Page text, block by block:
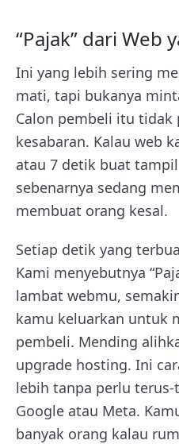
“Pajak” dari Web
Ini yang lebih sering
mati, tapi bukanya
Calon pembeli itu tidak
kesabaran. Kalau web
atau 7 detik buat
sebenarnya sedang
membuat orang kesal.
Setiap detik yang
Kami menyebutnya
lambat webmu,
kamu keluarkan untuk
pembeli. Mending
upgrade hosting. Ini
lebih tanpa perlu
Google atau Meta.
banyak orang kalau